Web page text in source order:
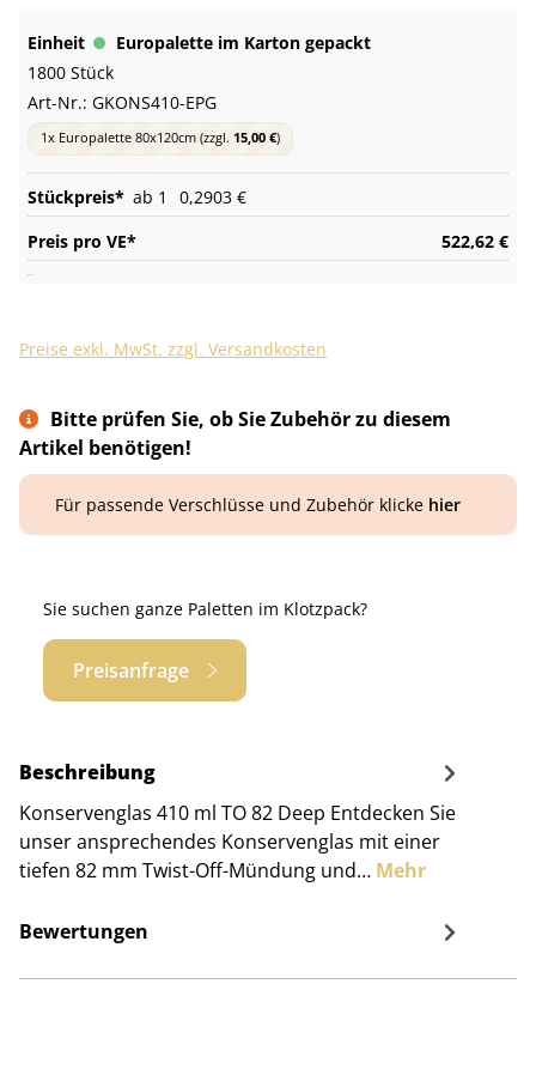
Europalette im Karton gepackt
1800 Stück
Art-Nr.: GKONS410-EPG
1x Europalette 80x120cm(zzgl. 15,00 €)
ab 1
0,2903 €
522,62 €
Preise exkl. MwSt. zzgl. Versandkosten
Bitte prüfen Sie, ob Sie Zubehör zu diesem
Artikel benötigen!
Für passende Verschlüsse und Zubehör klicke hier
Sie suchen ganze Paletten im Klotzpack?
Preisanfrage
Beschreibung
Konservenglas 410 ml TO 82 Deep Entdecken Sie
unser ansprechendes Konservenglas mit einer
tiefen 82 mm Twist-Off-Mündung und… Mehr
Bewertungen